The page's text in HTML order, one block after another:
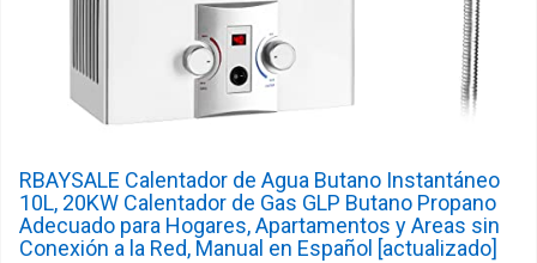
RBAYSALE Calentador de Agua Butano Instantáneo
10L, 20KW Calentador de Gas GLP Butano Propano
Adecuado para Hogares, Apartamentos y Areas sin
Conexión a la Red, Manual en Español [actualizado]